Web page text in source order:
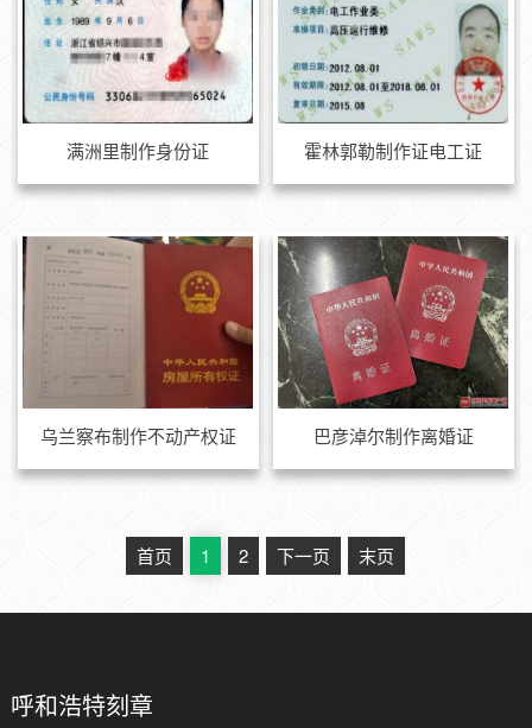
满洲里制作身份证 霍林郭勒制作证电工证
乌兰察布制作不动产权证 巴彦淖尔制作离婚证
首页 1 2 下一页 末页
呼和浩特刻章